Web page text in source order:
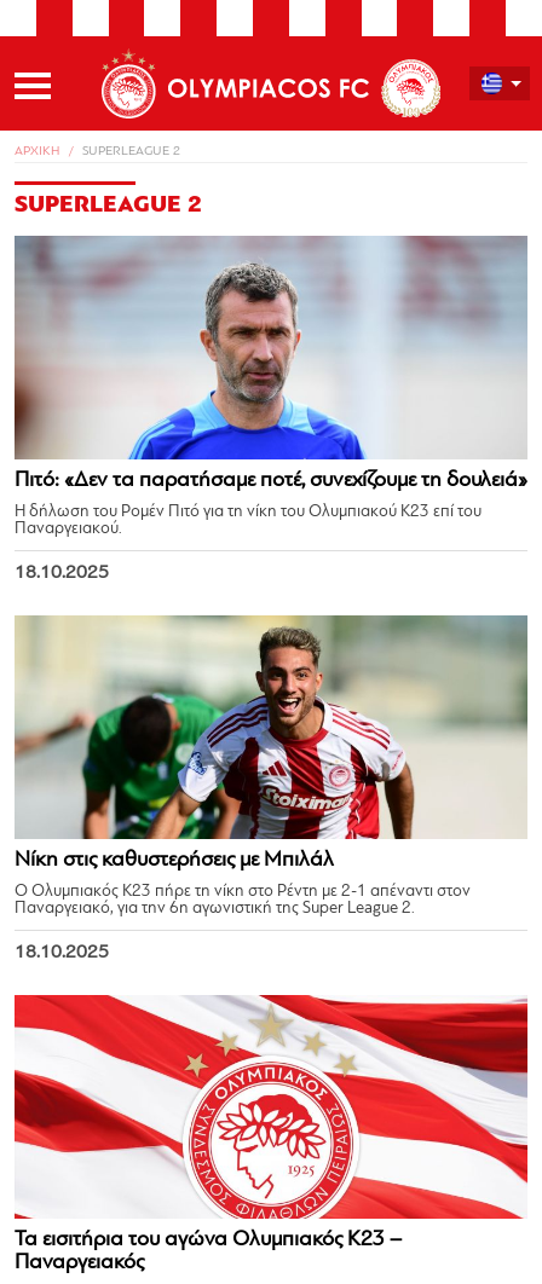
ΑΡΧΙΚΗ SUPERLEAGUE 2
SUPERLEAGUE 2
Πιτό: «Δεν τα παρατήσαμε ποτέ, συνεχίζουμε τη δουλειά»
Η δήλωση του Ρομέν Πιτό για τη νίκη του Ολυμπιακού Κ23 επί του
Παναργειακού.
18.10.2025
Νίκη στις καθυστερήσεις με Μπιλάλ
Ο Ολυμπιακός Κ23 πήρε τη νίκη στο Ρέντη με 2-1 απέναντι στον
Παναργειακό, για την 6η αγωνιστική της Super League 2.
18.10.2025
Τα εισιτήρια του αγώνα Ολυμπιακός Κ23 –
Παναργειακός